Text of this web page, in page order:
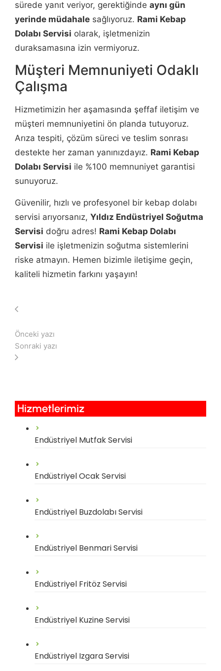
sürede yanıt veriyor, gerektiğinde aynı gün
yerinde müdahale sağlıyoruz. Rami Kebap
Dolabı Servisi olarak, işletmenizin
duraksamasına izin vermiyoruz.
Müşteri Memnuniyeti Odaklı
Çalışma
Hizmetimizin her aşamasında şeffaf iletişim ve
müşteri memnuniyetini ön planda tutuyoruz.
Arıza tespiti, çözüm süreci ve teslim sonrası
destekte her zaman yanınızdayız. Rami Kebap
Dolabı Servisi ile %100 memnuniyet garantisi
sunuyoruz.
Güvenilir, hızlı ve profesyonel bir kebap dolabı
servisi arıyorsanız, Yıldız Endüstriyel Soğutma
Servisi doğru adres! Rami Kebap Dolabı
Servisi ile işletmenizin soğutma sistemlerini
riske atmayın. Hemen bizimle iletişime geçin,
kaliteli hizmetin farkını yaşayın!
Önceki yazı
Sonraki yazı
Hizmetlerimiz​
Endüstriyel Mutfak Servisi
Endüstriyel Ocak Servisi
Endüstriyel Buzdolabı Servisi
Endüstriyel Benmari Servisi
Endüstriyel Fritöz Servisi
Endüstriyel Kuzine Servisi
Endüstriyel Izgara Servisi